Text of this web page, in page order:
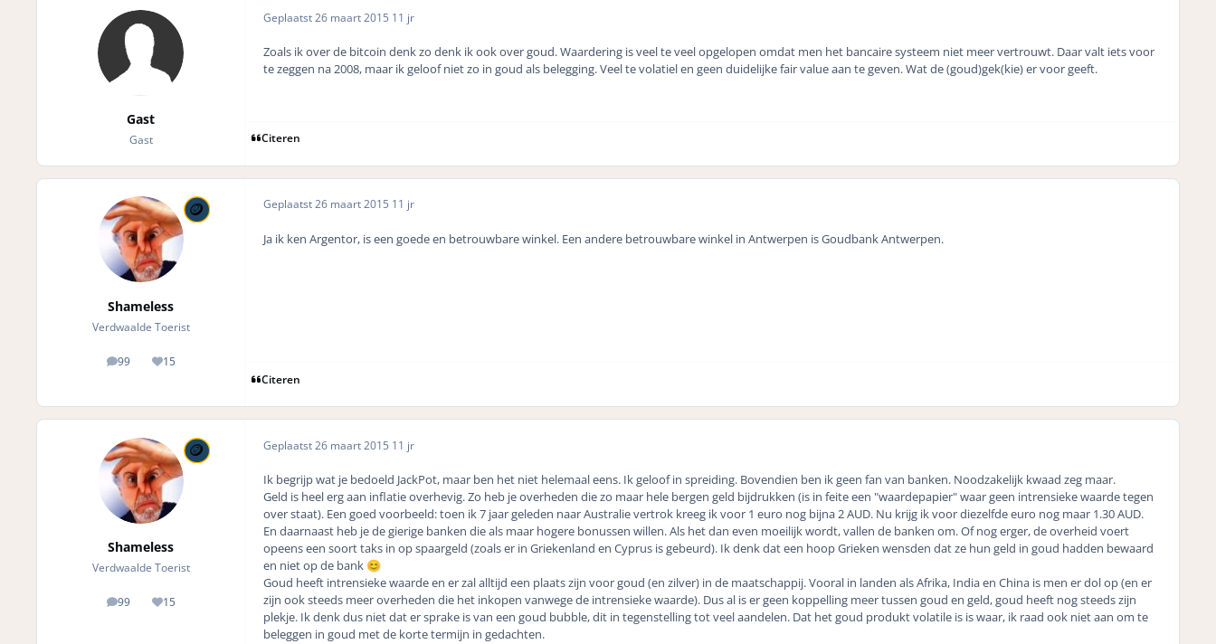
Gast
Gast
Geplaatst26 maart 2015 11 jr
Zoals ik over de bitcoin denk zo denk ik ook over goud. Waardering is veel te veel opgelopen omdat men het bancaire systeem niet meer vertrouwt. Daar valt iets voor
te zeggen na 2008, maar ik geloof niet zo in goud als belegging. Veel te volatiel en geen duidelijke fair value aan te geven. Wat de (goud)gek(kie) er voor geeft.
Citeren
Shameless
Verdwaalde Toerist
99
posts 15
Reputation
Geplaatst26 maart 2015 11 jr
Ja ik ken Argentor, is een goede en betrouwbare winkel. Een andere betrouwbare winkel in Antwerpen is Goudbank Antwerpen.
Citeren
Shameless
Verdwaalde Toerist
99
posts 15
Reputation
Geplaatst26 maart 2015 11 jr
Ik begrijp wat je bedoeld JackPot, maar ben het niet helemaal eens. Ik geloof in spreiding. Bovendien ben ik geen fan van banken. Noodzakelijk kwaad zeg maar.
Geld is heel erg aan inflatie overhevig. Zo heb je overheden die zo maar hele bergen geld bijdrukken (is in feite een "waardepapier" waar geen intrensieke waarde tegen
over staat). Een goed voorbeeld: toen ik 7 jaar geleden naar Australie vertrok kreeg ik voor 1 euro nog bijna 2 AUD. Nu krijg ik voor diezelfde euro nog maar 1.30 AUD.
En daarnaast heb je de gierige banken die als maar hogere bonussen willen. Als het dan even moeilijk wordt, vallen de banken om. Of nog erger, de overheid voert
opeens een soort taks in op spaargeld (zoals er in Griekenland en Cyprus is gebeurd). Ik denk dat een hoop Grieken wensden dat ze hun geld in goud hadden bewaard
en niet op de bank 😊
Goud heeft intrensieke waarde en er zal alltijd een plaats zijn voor goud (en zilver) in de maatschappij. Vooral in landen als Afrika, India en China is men er dol op (en er
zijn ook steeds meer overheden die het inkopen vanwege de intrensieke waarde). Dus al is er geen koppelling meer tussen goud en geld, goud heeft nog steeds zijn
plekje. Ik denk dus niet dat er sprake is van een goud bubble, dit in tegenstelling tot veel aandelen. Dat het goud produkt volatile is is waar, ik raad ook niet aan om te
beleggen in goud met de korte termijn in gedachten.